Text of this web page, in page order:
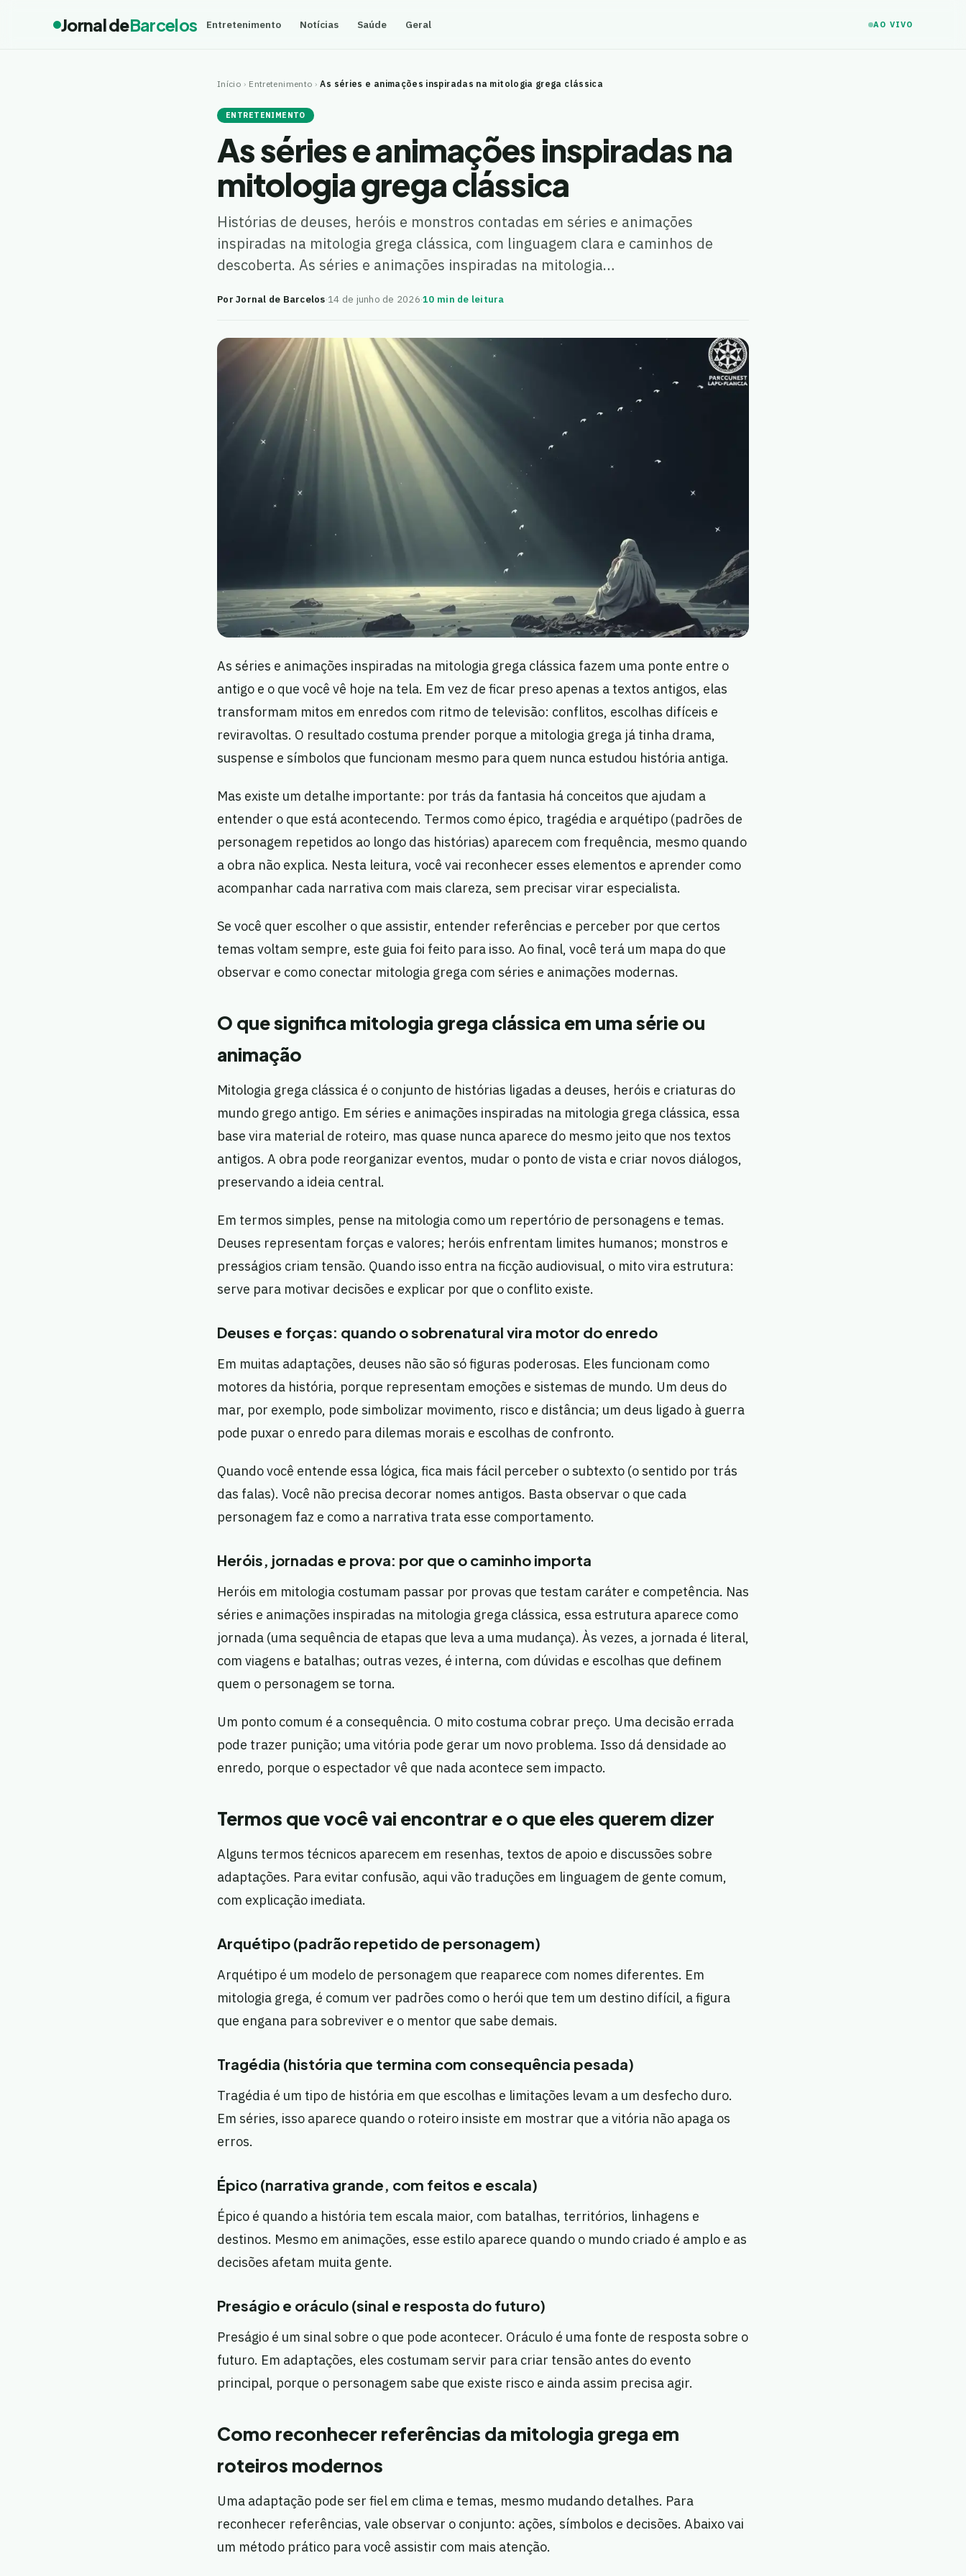
Jornal deBarcelos Entretenimento Notícias Saúde Geral AO VIVO
Início › Entretenimento › As séries e animações inspiradas na mitologia grega clássica
ENTRETENIMENTO
As séries e animações inspiradas na
mitologia grega clássica
Histórias de deuses, heróis e monstros contadas em séries e animações
inspiradas na mitologia grega clássica, com linguagem clara e caminhos de
descoberta. As séries e animações inspiradas na mitologia…
Por Jornal de Barcelos·14 de junho de 2026·10 min de leitura
As séries e animações inspiradas na mitologia grega clássica fazem uma ponte entre o
antigo e o que você vê hoje na tela. Em vez de ficar preso apenas a textos antigos, elas
transformam mitos em enredos com ritmo de televisão: conflitos, escolhas difíceis e
reviravoltas. O resultado costuma prender porque a mitologia grega já tinha drama,
suspense e símbolos que funcionam mesmo para quem nunca estudou história antiga.
Mas existe um detalhe importante: por trás da fantasia há conceitos que ajudam a
entender o que está acontecendo. Termos como épico, tragédia e arquétipo (padrões de
personagem repetidos ao longo das histórias) aparecem com frequência, mesmo quando
a obra não explica. Nesta leitura, você vai reconhecer esses elementos e aprender como
acompanhar cada narrativa com mais clareza, sem precisar virar especialista.
Se você quer escolher o que assistir, entender referências e perceber por que certos
temas voltam sempre, este guia foi feito para isso. Ao final, você terá um mapa do que
observar e como conectar mitologia grega com séries e animações modernas.
O que significa mitologia grega clássica em uma série ou
animação
Mitologia grega clássica é o conjunto de histórias ligadas a deuses, heróis e criaturas do
mundo grego antigo. Em séries e animações inspiradas na mitologia grega clássica, essa
base vira material de roteiro, mas quase nunca aparece do mesmo jeito que nos textos
antigos. A obra pode reorganizar eventos, mudar o ponto de vista e criar novos diálogos,
preservando a ideia central.
Em termos simples, pense na mitologia como um repertório de personagens e temas.
Deuses representam forças e valores; heróis enfrentam limites humanos; monstros e
presságios criam tensão. Quando isso entra na ficção audiovisual, o mito vira estrutura:
serve para motivar decisões e explicar por que o conflito existe.
Deuses e forças: quando o sobrenatural vira motor do enredo
Em muitas adaptações, deuses não são só figuras poderosas. Eles funcionam como
motores da história, porque representam emoções e sistemas de mundo. Um deus do
mar, por exemplo, pode simbolizar movimento, risco e distância; um deus ligado à guerra
pode puxar o enredo para dilemas morais e escolhas de confronto.
Quando você entende essa lógica, fica mais fácil perceber o subtexto (o sentido por trás
das falas). Você não precisa decorar nomes antigos. Basta observar o que cada
personagem faz e como a narrativa trata esse comportamento.
Heróis, jornadas e prova: por que o caminho importa
Heróis em mitologia costumam passar por provas que testam caráter e competência. Nas
séries e animações inspiradas na mitologia grega clássica, essa estrutura aparece como
jornada (uma sequência de etapas que leva a uma mudança). Às vezes, a jornada é literal,
com viagens e batalhas; outras vezes, é interna, com dúvidas e escolhas que definem
quem o personagem se torna.
Um ponto comum é a consequência. O mito costuma cobrar preço. Uma decisão errada
pode trazer punição; uma vitória pode gerar um novo problema. Isso dá densidade ao
enredo, porque o espectador vê que nada acontece sem impacto.
Termos que você vai encontrar e o que eles querem dizer
Alguns termos técnicos aparecem em resenhas, textos de apoio e discussões sobre
adaptações. Para evitar confusão, aqui vão traduções em linguagem de gente comum,
com explicação imediata.
Arquétipo (padrão repetido de personagem)
Arquétipo é um modelo de personagem que reaparece com nomes diferentes. Em
mitologia grega, é comum ver padrões como o herói que tem um destino difícil, a figura
que engana para sobreviver e o mentor que sabe demais.
Tragédia (história que termina com consequência pesada)
Tragédia é um tipo de história em que escolhas e limitações levam a um desfecho duro.
Em séries, isso aparece quando o roteiro insiste em mostrar que a vitória não apaga os
erros.
Épico (narrativa grande, com feitos e escala)
Épico é quando a história tem escala maior, com batalhas, territórios, linhagens e
destinos. Mesmo em animações, esse estilo aparece quando o mundo criado é amplo e as
decisões afetam muita gente.
Preságio e oráculo (sinal e resposta do futuro)
Preságio é um sinal sobre o que pode acontecer. Oráculo é uma fonte de resposta sobre o
futuro. Em adaptações, eles costumam servir para criar tensão antes do evento
principal, porque o personagem sabe que existe risco e ainda assim precisa agir.
Como reconhecer referências da mitologia grega em
roteiros modernos
Uma adaptação pode ser fiel em clima e temas, mesmo mudando detalhes. Para
reconhecer referências, vale observar o conjunto: ações, símbolos e decisões. Abaixo vai
um método prático para você assistir com mais atenção.